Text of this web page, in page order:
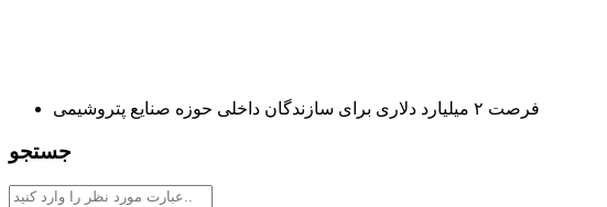
فرصت ۲ میلیارد دلاری برای سازندگان داخلی حوزه صنایع پتروشیمی
جستجو